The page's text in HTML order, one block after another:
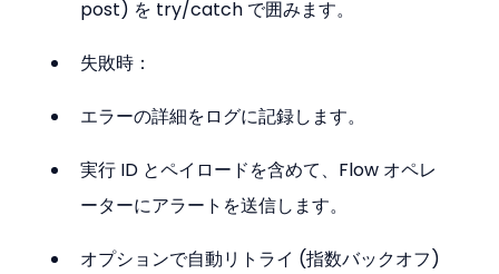
post) を try/catch で囲みます。
失敗時：
エラーの詳細をログに記録します。
実行 ID とペイロードを含めて、Flow オペレ
ーターにアラートを送信します。
オプションで自動リトライ (指数バックオフ)